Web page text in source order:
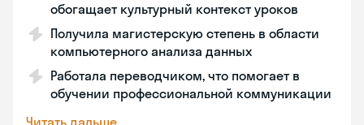
обогащает культурный контекст уроков
Получила магистерскую степень в области
компьютерного анализа данных
Работала переводчиком, что помогает в
обучении профессиональной коммуникации
Читать дальше